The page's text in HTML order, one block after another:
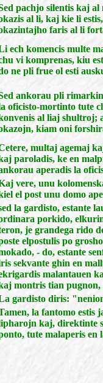
pachjo silentis kaj
al li, kaj kie li
faris al li
ech komencis multe
vi komprenas, kiu
ne pli frue ol esti
ankorau pli
oficisto-mortinto tute
al liaj shultroj;
kiam oni
multaj agemaj
paroladis, ke en
aperadis la
vere, unu
el post unu domo
la gardisto, estante
porkido,
je grandega rido
elpostulis po
- do, estante
sekvante ghin en
malantauen
montris tian pugnon,
gardisto diris:
la fantomo estis
kaj, direktinte
tute malaperis en